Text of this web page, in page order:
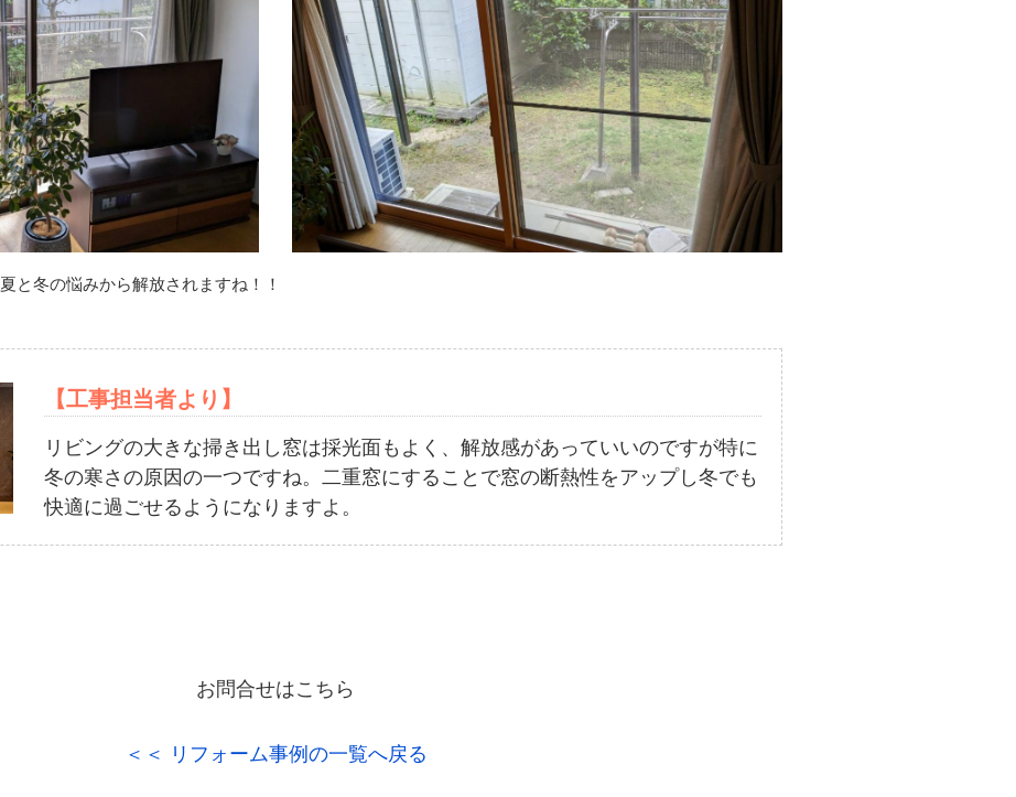
と冬の悩みから解放されますね！！
【工事担当者より】
リビングの大きな掃き出し窓は採光面もよく、解放感があっていいのですが特に
冬の寒さの原因の一つですね。二重窓にすることで窓の断熱性をアップし冬でも
快適に過ごせるようになりますよ。
お問合せはこちら
＜＜ リフォーム事例の一覧へ戻る